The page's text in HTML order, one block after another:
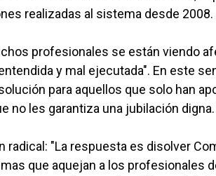
realizadas al sistema desde 2008.
profesionales se están viendo
y mal ejecutada". En este
para aquellos que solo han
no les garantiza una jubilación digna.
radical: "La respuesta es disolver
que aquejan a los profesionales